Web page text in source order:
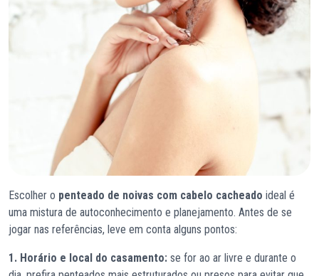
Escolher o penteado de noivas com cabelo cacheado ideal é
uma mistura de autoconhecimento e planejamento. Antes de se
jogar nas referências, leve em conta alguns pontos:
1. Horário e local do casamento: se for ao ar livre e durante o